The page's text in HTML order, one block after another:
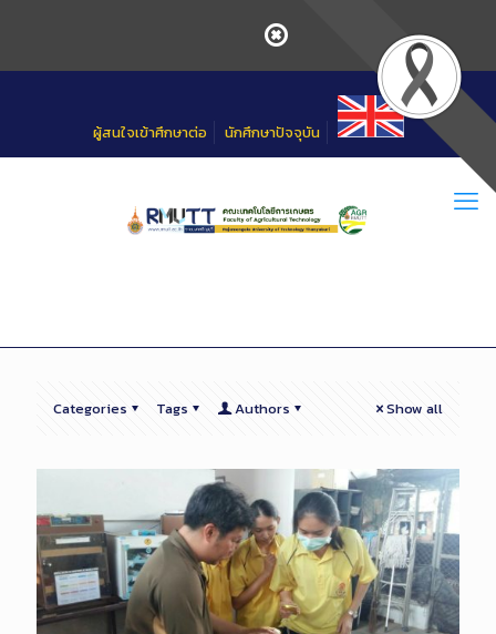
ผู้สนใจเข้าศึกษาต่อ นักศึกษาปัจจุบัน
Categories Tags Authors Show all